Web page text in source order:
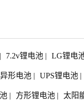
| 7.2v锂电池 | LG锂电
异形电池 | UPS锂电池 |
| 方形锂电池 | 太阳